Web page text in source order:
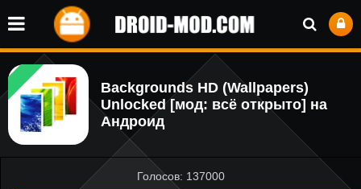
Backgrounds HD (Wallpapers)
Unlocked [мод: всё открыто] на
Андроид
Голосов: 137000